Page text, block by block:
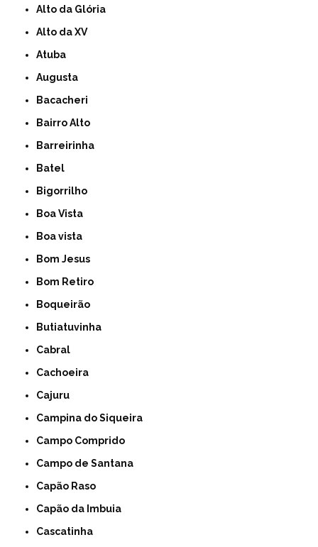
Alto da Glória
Alto da XV
Atuba
Augusta
Bacacheri
Bairro Alto
Barreirinha
Batel
Bigorrilho
Boa Vista
Boa vista
Bom Jesus
Bom Retiro
Boqueirão
Butiatuvinha
Cabral
Cachoeira
Cajuru
Campina do Siqueira
Campo Comprido
Campo de Santana
Capão Raso
Capão da Imbuia
Cascatinha